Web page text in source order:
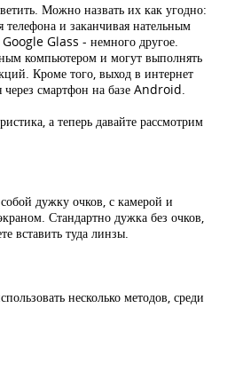
Можно назвать их как угодно:
телефона и заканчивая нательным
Glass - немного другое.
компьютером и могут выполнять
Кроме того, выход в интернет
через смартфон на базе Android.
а теперь давайте рассмотрим
дужку очков, с камерой и
Стандартно дужка без очков,
вставить туда линзы.
несколько методов, среди